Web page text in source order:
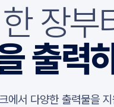
장부
출력
에서 다양한 출력물을